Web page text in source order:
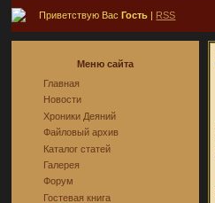
Приветствую ВасГость | RSS
Меню сайта
Главная
Новости
Хроники Деяний
Файловый архив
Каталог статей
Галерея
Форум
Гостевая книга